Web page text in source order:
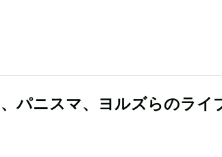
パニスマ、ヨルズらのライ